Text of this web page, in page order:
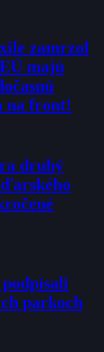
zamrzol
majú
na front!
druhý
parkoch